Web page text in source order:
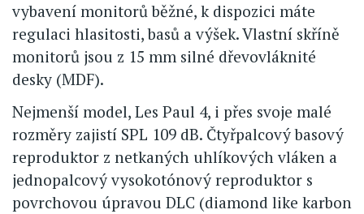
vybavení monitorů běžné, k dispozici máte
regulaci hlasitosti, basů a výšek. Vlastní skříně
monitorů jsou z 15 mm silné dřevovláknité
desky (MDF).
Nejmenší model, Les Paul 4, i přes svoje malé
rozměry zajistí SPL 109 dB. Čtyřpalcový basový
reproduktor z netkaných uhlíkových vláken a
jednopalcový vysokotónový reproduktor s
povrchovou úpravou DLC (diamond like karbon